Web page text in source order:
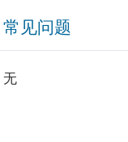
常见问题